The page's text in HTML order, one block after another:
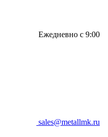
Ежедневно с 9:00
sales@metallmk.ru